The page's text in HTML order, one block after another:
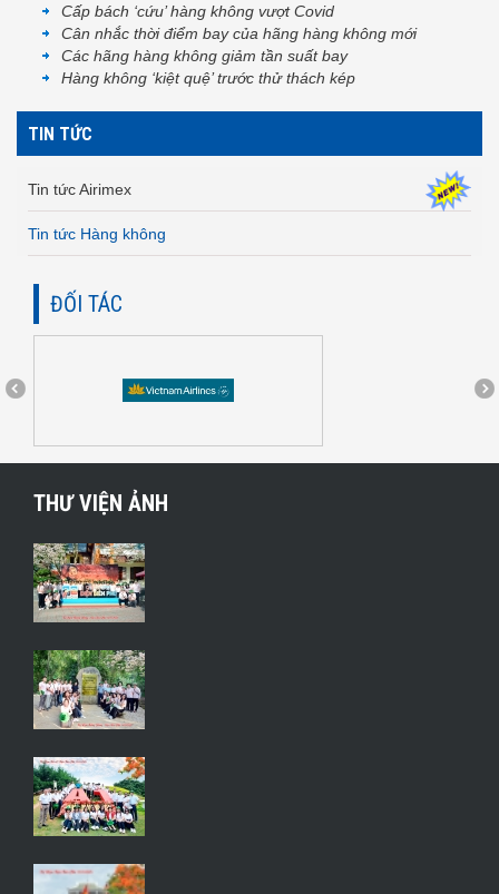
Cấp bách ‘cứu’ hàng không vượt Covid
Cân nhắc thời điểm bay của hãng hàng không mới
Các hãng hàng không giảm tần suất bay
Hàng không ‘kiệt quệ’ trước thử thách kép
TIN TỨC
Tin tức Airimex
Tin tức Hàng không
ĐỐI TÁC
THƯ VIỆN ẢNH